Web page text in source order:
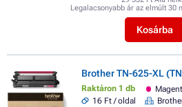
Legalacsonyabb ár az elmúlt 30
Kosárba
Brother TN-625-XL
Raktáron 1 db
16 Ft / oldal